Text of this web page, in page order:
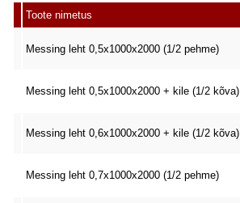
Toote nimetus
Messing leht 0,5x1000x2000 (1/2 pehme)
Messing leht 0,5x1000x2000 + kile (1/2 kõva)
Messing leht 0,6x1000x2000 + kile (1/2 kõva)
Messing leht 0,7x1000x2000 (1/2 pehme)